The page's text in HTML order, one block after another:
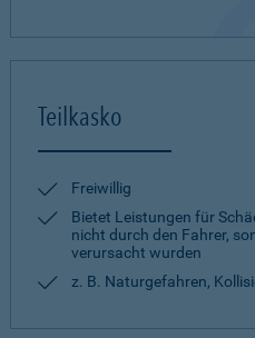
Teilkasko
Freiwillig
Bietet Leistungen für
nicht durch den Fahrer,
verursacht wurden
z. B. Naturgefahren,